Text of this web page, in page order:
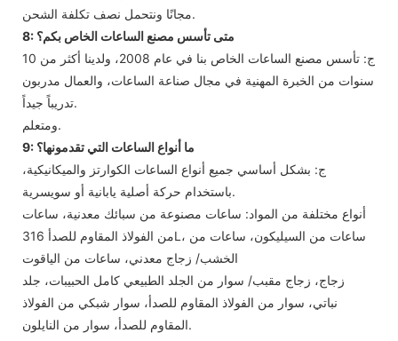
مجانًا ونتحمل نصف تكلفة الشحن.
8: متى تأسس مصنع الساعات الخاص بكم؟
ج: تأسس مصنع الساعات الخاص بنا في عام 2008، ولدينا أكثر من 10
سنوات من الخبرة المهنية في مجال صناعة الساعات، والعمال مدربون
تدريباً جيداً.
ومتعلم.
9: ما أنواع الساعات التي تقدمونها؟
ج: بشكل أساسي جميع أنواع الساعات الكوارتز والميكانيكية،
باستخدام حركة أصلية يابانية أو سويسرية.
أنواع مختلفة من المواد: ساعات مصنوعة من سبائك معدنية، ساعات
من الفولاذ المقاوم للصدأ 316L، ساعات من السيليكون، ساعات من
الخشب/ زجاج معدني، ساعات من الياقوت
زجاج، زجاج مقبب/ سوار من الجلد الطبيعي كامل الحبيبات، جلد
نباتي، سوار من الفولاذ المقاوم للصدأ، سوار شبكي من الفولاذ
المقاوم للصدأ، سوار من النايلون.